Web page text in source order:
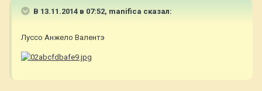
В 13.11.2014 в 07:52, manifica сказал:
Луссо Анжело Валентэ